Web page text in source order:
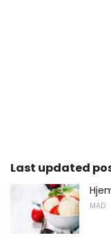
Last updated
MAD